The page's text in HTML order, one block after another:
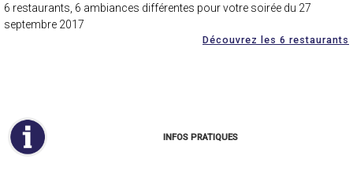
6 restaurants, 6 ambiances différentes pour votre soirée du 27
septembre 2017
Découvrez les 6 restaurants
INFOS PRATIQUES